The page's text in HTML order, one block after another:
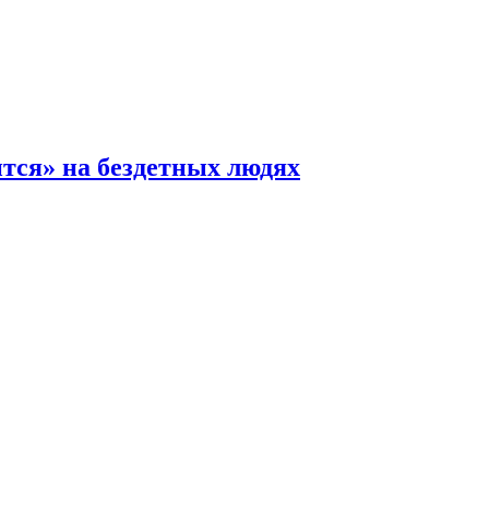
на бездетных людях